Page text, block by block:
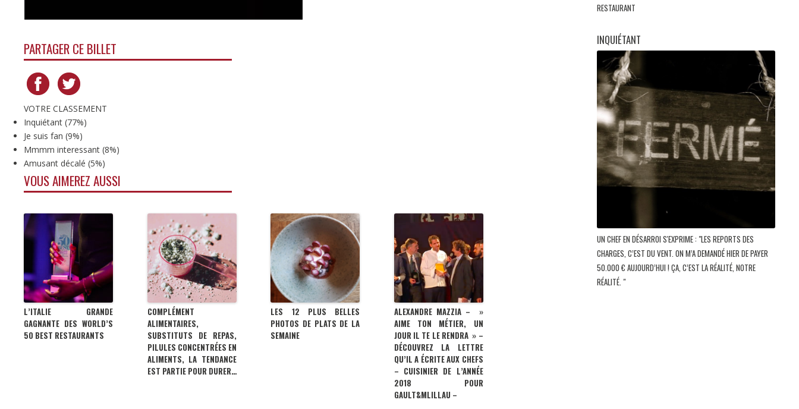
PARTAGER CE BILLET
VOTRE CLASSEMENT
Inquiétant (77%)
Je suis fan (9%)
Mmmm interessant (8%)
Amusant décalé (5%)
VOUS AIMEREZ AUSSI
L’ITALIE GRANDE
GAGNANTE DES WORLD’S
50 BEST RESTAURANTS
COMPLÉMENT
ALIMENTAIRES,
SUBSTITUTS DE REPAS,
PILULES CONCENTRÉES EN
ALIMENTS, LA TENDANCE
EST PARTIE POUR DURER…
LES 12 PLUS BELLES
PHOTOS DE PLATS DE LA
SEMAINE
ALEXANDRE MAZZIA – »
AIME TON MÉTIER, UN
JOUR IL TE LE RENDRA » –
DÉCOUVREZ LA LETTRE
QU’IL A ÉCRITE AUX CHEFS
– CUISINIER DE L’ANNÉE
2018 POUR
GAULT&MLILLAU –
RESTAURANT
INQUIÉTANT
UN CHEF EN DÉSARROI S'EXPRIME : "LES REPORTS DES
CHARGES, C’EST DU VENT. ON M’A DEMANDÉ HIER DE PAYER
50.000 € AUJOURD’HUI ! ÇA, C’EST LA RÉALITÉ, NOTRE
RÉALITÉ. "